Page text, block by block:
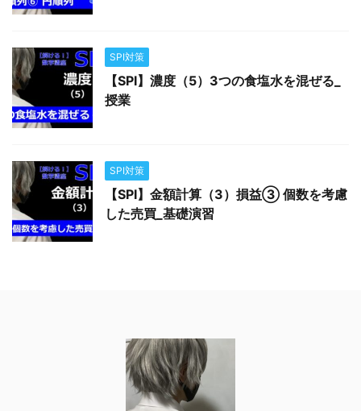
SPI対策
【SPI】濃度（5）3つの食塩水を混ぜる_
授業
SPI対策
【SPI】金額計算（3）損益③ 個数を考慮
した売買_基礎演習